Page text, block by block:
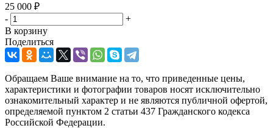
25 000 ₽
-
+
В корзину
Поделиться
Обращаем Ваше внимание на то, что приведенные цены,
характеристики и фотографии товаров носят исключительно
ознакомительный характер и не являются публичной офертой,
определяемой пунктом 2 статьи 437 Гражданского кодекса
Российской Федерации.